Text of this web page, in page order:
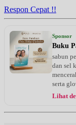
Jam 17:00 - 18:00
BPJS
Jumat, 14/08/2026
Jam 18:00 - 20:00
Sabtu, 15/08/2026
Respon Cepat !!
Sponsor
Buku
sabun
dan sel
serta
Lihat